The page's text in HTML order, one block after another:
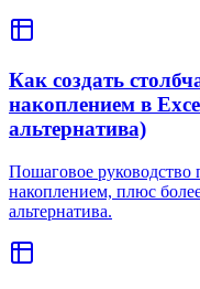
Как создать
накоплением в
альтернатива)
Пошаговое руководство
накоплением, плюс
альтернатива.